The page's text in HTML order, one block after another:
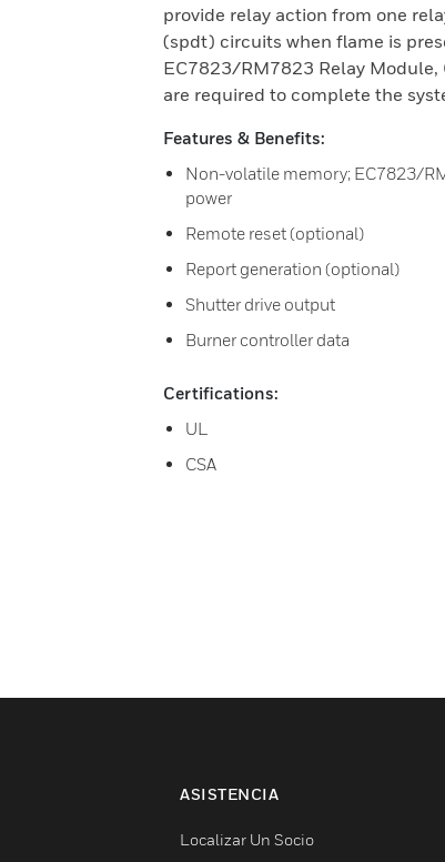
provide relay action from one
(spdt) circuits when flame is
EC7823/RM7823 Relay
are required to complete the
Features & Benefits:
Non-volatile memory; EC7823/
power
Remote reset (optional)
Report generation (optional)
Shutter drive output
Burner controller data
Certifications:
UL
CSA
ASISTENCIA
Localizar Un Socio